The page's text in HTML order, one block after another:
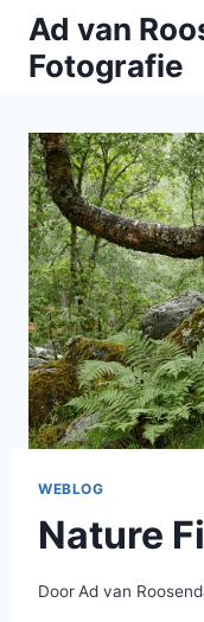
Doorgaan
naar
inhoud
Ad van
Fotografie
WEBLOG
Nature
DoorAd van